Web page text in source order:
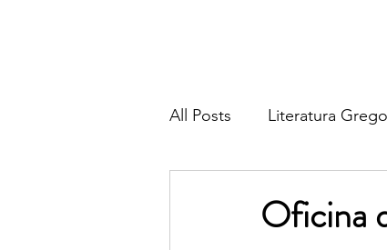
All Posts Literatura
Oficina